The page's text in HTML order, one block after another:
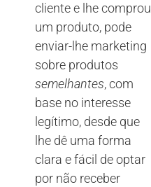
cliente e lhe comprou
um produto, pode
enviar-lhe marketing
sobre produtos
semelhantes, com
base no interesse
legítimo, desde que
lhe dê uma forma
clara e fácil de optar
por não receber